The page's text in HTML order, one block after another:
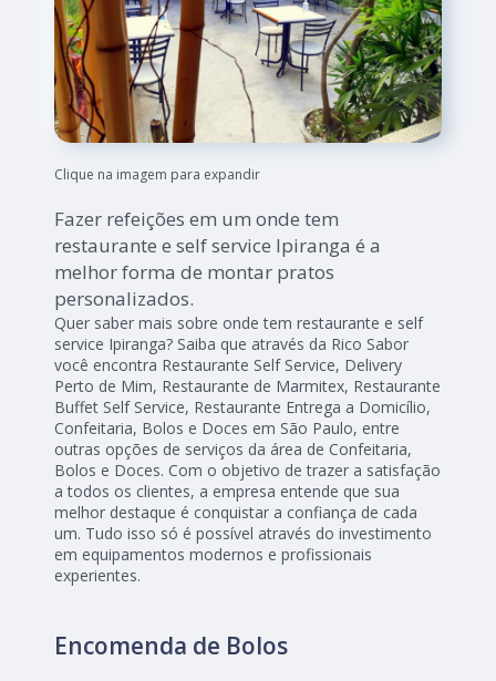
Clique na imagem para expandir
Fazer refeições em um onde tem
restaurante e self service Ipiranga é a
melhor forma de montar pratos
personalizados.
Quer saber mais sobre onde tem restaurante e self
service Ipiranga? Saiba que através da Rico Sabor
você encontra Restaurante Self Service, Delivery
Perto de Mim, Restaurante de Marmitex, Restaurante
Buffet Self Service, Restaurante Entrega a Domicílio,
Confeitaria, Bolos e Doces em São Paulo, entre
outras opções de serviços da área de Confeitaria,
Bolos e Doces. Com o objetivo de trazer a satisfação
a todos os clientes, a empresa entende que sua
melhor destaque é conquistar a confiança de cada
um. Tudo isso só é possível através do investimento
em equipamentos modernos e profissionais
experientes.
Encomenda de Bolos